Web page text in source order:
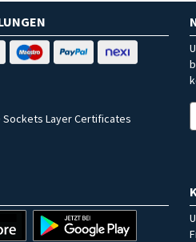
Sockets Layer Certificates